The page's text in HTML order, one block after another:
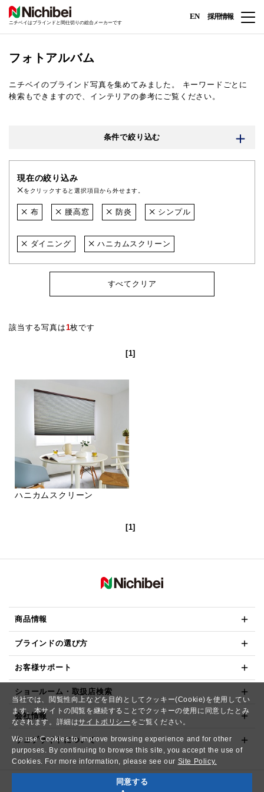
当社では、閲覧性向上などを目的としてクッキー(Cookie)を使用してい
ます。本サイトの閲覧を継続することでクッキーの使用に同意したとみ
なされます。詳細はサイトポリシー をご覧ください。
We use Cookies to improve browsing experience and for other
purposes. By continuing to browse this site, you accept the use of
Cookies. For more information, please see our Site Policy.
同意する
ニチベイはブラインドと間仕切りの総合メーカーです
EN 採用情報
フォトアルバム
ニチベイのブラインド写真を集めてみました。
キーワードごとに
検索もできますので、インテリアの参考にご覧ください。
条件で絞り込む
現在の絞り込み
をクリックすると選択項目から外せます。
布 腰高窓 防炎 シンプル
ダイニング ハニカムスクリーン
すべてクリア
該当する写真は1枚です
[1]
ハニカムスクリーン
[1]
商品情報
ブラインドの選び方
お客様サポート
ショールーム・取扱店検索
会社情報
ウェブサイトについて
Copyright© NICHIBEI CO.,LTD. All Rights Reserved.